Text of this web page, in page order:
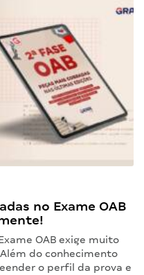
no Exame OAB
OAB exige muito
do conhecimento
o perfil da prova e